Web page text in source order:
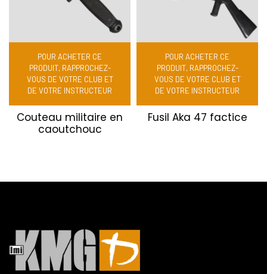
POUR ACHETER CE
PRODUIT, RAPPROCHEZ-
VOUS DE VOTRE CLUB ET
DE VOTRE INSTRUCTEUR
Couteau militaire en
caoutchouc
POUR ACHETER CE
PRODUIT, RAPPROCHEZ-
VOUS DE VOTRE CLUB ET
DE VOTRE INSTRUCTEUR
Fusil Aka 47 factice